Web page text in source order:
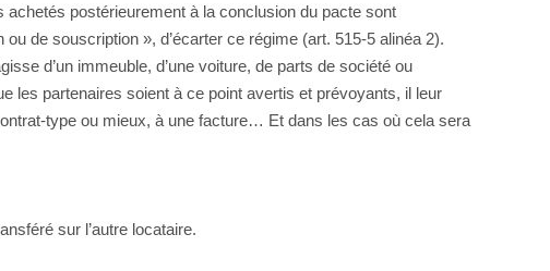
postérieurement à la conclusion du pacte sont
de souscription », d’écarter ce régime (art. 515-5 alinéa 2).
d’un immeuble, d’une voiture, de parts de société ou
les partenaires soient à ce point avertis et prévoyants, il leur
type ou mieux, à une facture… Et dans les cas où cela sera
sur l’autre locataire.